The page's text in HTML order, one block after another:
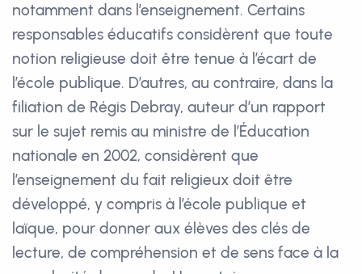
notamment dans l’enseignement. Certains
responsables éducatifs considèrent que toute
notion religieuse doit être tenue à l’écart de
l’école publique. D’autres, au contraire, dans la
filiation de Régis Debray, auteur d’un rapport
sur le sujet remis au ministre de l’Éducation
nationale en 2002, considèrent que
l’enseignement du fait religieux doit être
développé, y compris à l’école publique et
laïque, pour donner aux élèves des clés de
lecture, de compréhension et de sens face à la